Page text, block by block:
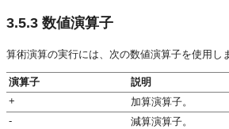
3.5.3 数値演算子
算術演算の実行には、次の数値演算子を使用
演算子
説明
+
加算演算子。
-
減算演算子。